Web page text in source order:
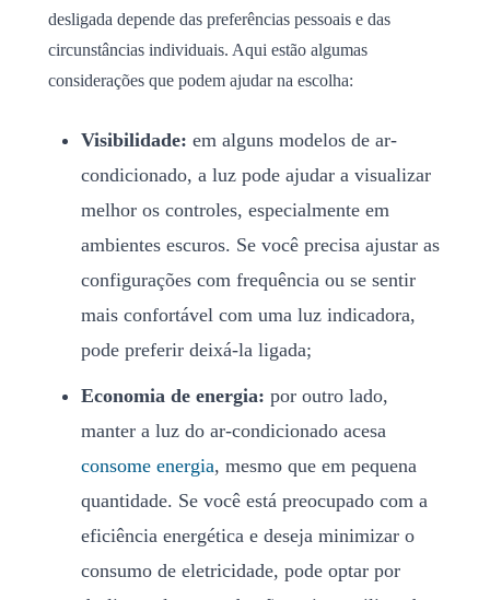
desligada depende das preferências pessoais e das
circunstâncias individuais. Aqui estão algumas
considerações que podem ajudar na escolha:
Visibilidade: em alguns modelos de ar-
condicionado, a luz pode ajudar a visualizar
melhor os controles, especialmente em
ambientes escuros. Se você precisa ajustar as
configurações com frequência ou se sentir
mais confortável com uma luz indicadora,
pode preferir deixá-la ligada;
Economia de energia: por outro lado,
manter a luz do ar-condicionado acesa
consome energia, mesmo que em pequena
quantidade. Se você está preocupado com a
eficiência energética e deseja minimizar o
consumo de eletricidade, pode optar por